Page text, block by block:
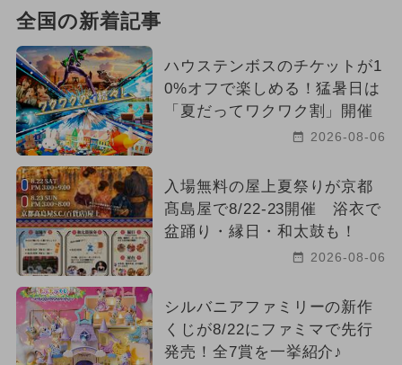
全国の新着記事
ハウステンボスのチケットが1
0%オフで楽しめる！猛暑日は
「夏だってワクワク割」開催
2026-08-06
入場無料の屋上夏祭りが京都
髙島屋で8/22-23開催 浴衣で
盆踊り・縁日・和太鼓も！
2026-08-06
シルバニアファミリーの新作
くじが8/22にファミマで先行
発売！全7賞を一挙紹介♪